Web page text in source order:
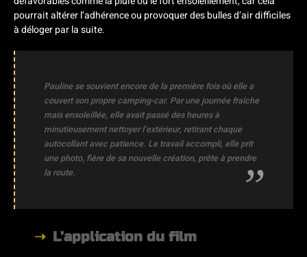
pourrait altérer l’adhérence ou provoquer des bulles d’air difficiles
à déloger par la suite.
Pauline se souvient encore de la première fois où elle a
couvert son propre camping-car. Par une journée fraîche
mais ensoleillée, elle avait passé des heures à
minutieusement nettoyer l’extérieur, retirant chaque
autocollant avec patience. Le travail accompli, elle prit
une photo, fière de sa nouvelle création, prête à prendre
la route.
L’application du film